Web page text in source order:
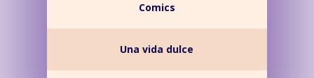
Comics
Una vida dulce